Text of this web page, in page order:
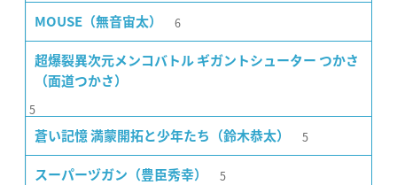
MOUSE（無音宙太） 6
超爆裂異次元メンコバトル ギガントシューター つかさ
（面道つかさ）
5
蒼い記憶 満蒙開拓と少年たち（鈴木恭太） 5
スーパーヅガン（豊臣秀幸） 5